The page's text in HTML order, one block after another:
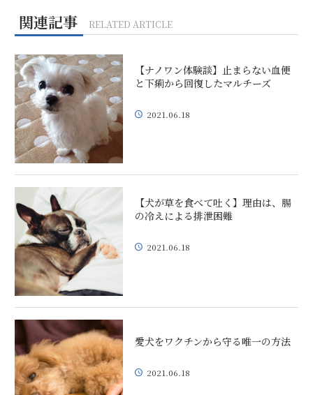
関連記事 RELATED ARTICLE
【ナノワン体験談】止まらない血便
と下痢から回復したマルチーズ
2021.06.18
【犬が草を食べて吐く】理由は、腸
の冷えによる排泄困難
2021.06.18
愛犬をワクチンから守る唯一の方法
2021.06.18